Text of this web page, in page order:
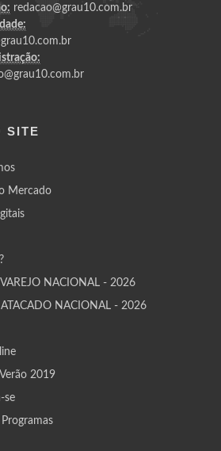
redacao@grau10.com.br
SITE
Mercado
VAREJO NACIONAL - 2026
ATACADO NACIONAL - 2026
2019
se